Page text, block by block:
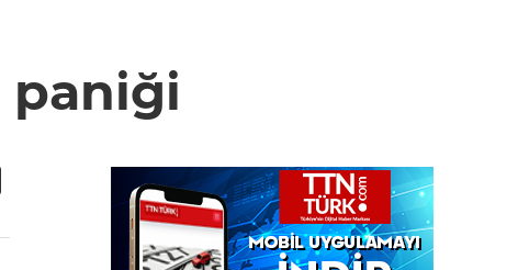
paniği